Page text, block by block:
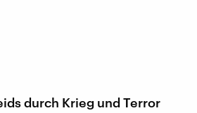
durch Krieg und Terror